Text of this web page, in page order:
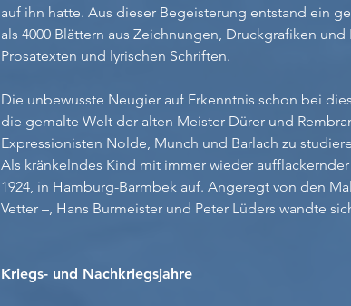
auf ihn hatte. Aus dieser Begeisterung entstand ein
als 4000 Blättern aus Zeichnungen, Druckgrafiken
Prosatexten und lyrischen Schriften.
Die unbewusste Neugier auf Erkenntnis schon bei
die gemalte Welt der alten Meister Dürer und
Expressionisten Nolde, Munch und Barlach zu
Als kränkelndes Kind mit immer wieder
1924, in Hamburg-Barmbek auf. Angeregt von den
Vetter –, Hans Burmeister und Peter Lüders wandte
Kriegs- und Nachkriegsjahre